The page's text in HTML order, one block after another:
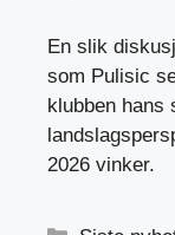
En slik
som Pulisic
klubben hans
2026 vinker.